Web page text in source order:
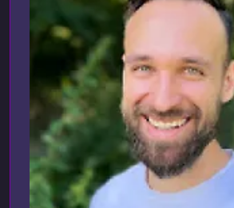
Displaying Marker and Callout
УРОК 10.
Clustering Marker
УРОК 11.
Configure Google SDK for iOS & Android